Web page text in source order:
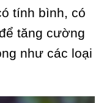
tính bình, có
tăng cường
như các loại